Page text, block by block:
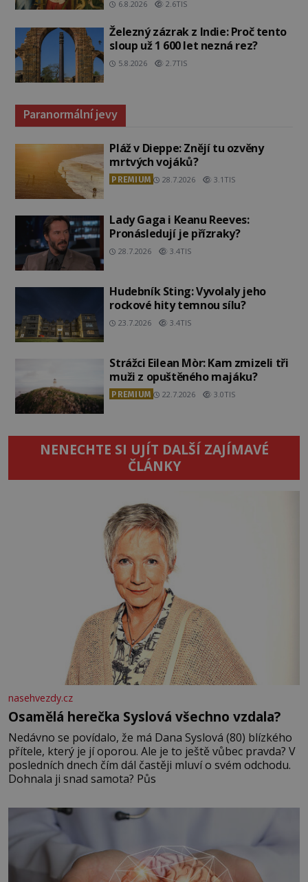
6.8.2026 2.6TIS
Železný zázrak z Indie: Proč tento
sloup už 1 600 let nezná rez?
5.8.2026 2.7TIS
Paranormální jevy
Pláž v Dieppe: Znějí tu ozvěny
mrtvých vojáků?
PREMIUM 28.7.2026 3.1TIS
Lady Gaga i Keanu Reeves:
Pronásledují je přízraky?
28.7.2026 3.4TIS
Hudebník Sting: Vyvolaly jeho
rockové hity temnou sílu?
23.7.2026 3.4TIS
Strážci Eilean Mòr: Kam zmizeli tři
muži z opuštěného majáku?
PREMIUM 22.7.2026 3.0TIS
NENECHTE SI UJÍT DALŠÍ ZAJÍMAVÉ
ČLÁNKY
nasehvezdy.cz
Osamělá herečka Syslová všechno vzdala?
Nedávno se povídalo, že má Dana Syslová (80) blízkého
přítele, který je jí oporou. Ale je to ještě vůbec pravda? V
posledních dnech čím dál častěji mluví o svém odchodu.
Dohnala ji snad samota? Půs